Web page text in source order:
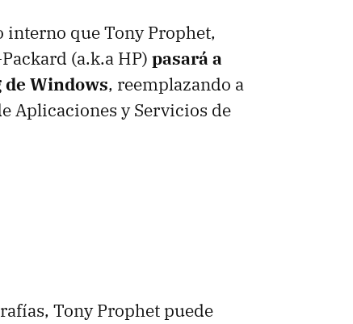
que Tony Prophet,
(a.k.a HP) pasará a
Windows, reemplazando a
Aplicaciones y Servicios de
Tony Prophet puede